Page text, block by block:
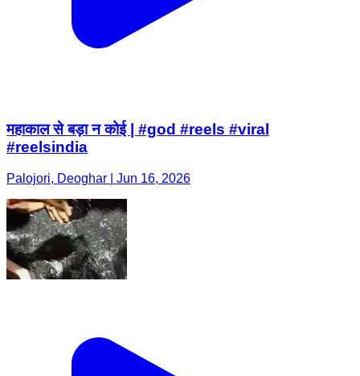
महाकाल से बड़ा न कोई | #god #reels #viral
#reelsindia
Palojori, Deoghar | Jun 16, 2026